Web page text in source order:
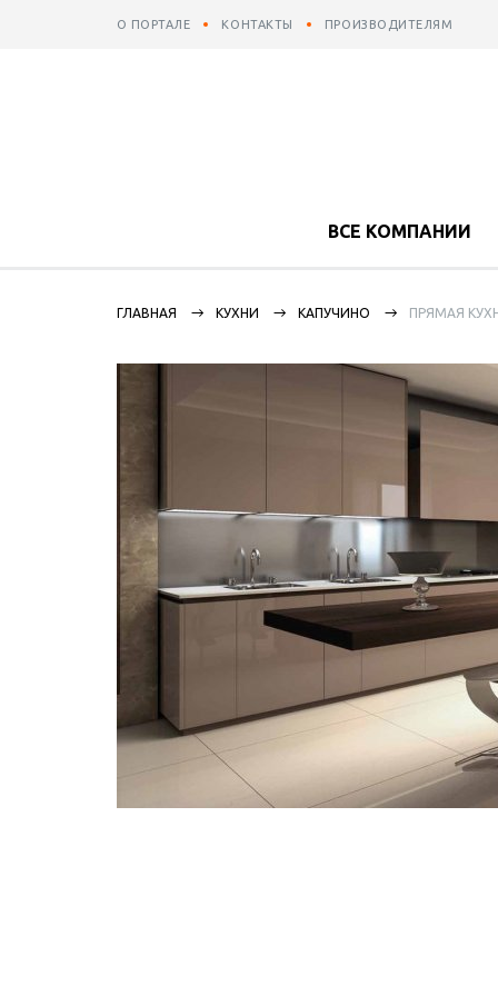
О ПОРТАЛЕ КОНТАКТЫ ПРОИЗВОДИТЕЛЯМ
ВСЕ КОМПАНИИ
ГЛАВНАЯ КУХНИ КАПУЧИНО ПРЯМАЯ